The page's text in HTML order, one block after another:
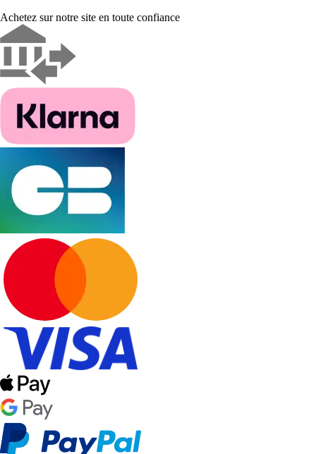
Achetez sur notre site en toute confiance